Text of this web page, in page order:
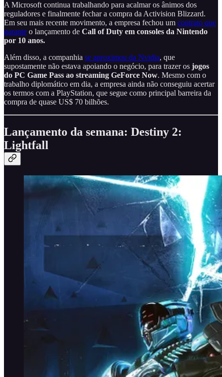
A Microsoft continua trabalhando para acalmar os ânimos dos
reguladores e finalmente fechar a compra da Activision Blizzard.
Em seu mais recente movimento, a empresa fechou um contrato que
garante o lançamento de Call of Duty em consoles da Nintendo
por 10 anos.
Além disso, a companhia se aproximou da Nvidia, que
supostamente não estava apoiando o negócio, para trazer os jogos
do PC Game Pass ao streaming GeForce Now. Mesmo com o
trabalho diplomático em dia, a empresa ainda não conseguiu acertar
os termos com a PlayStation, que segue como principal barreira da
compra de quase US$ 70 bilhões.
Lançamento da semana: Destiny 2:
Lightfall